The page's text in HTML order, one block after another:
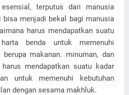
terputus dari manusia
bisa menjadi bekal bagi manusia
harus mendapatkan suatu
benda untuk memenuhi
makanan. minuman, dan
mendapatkan suatu kadar
untuk memenuhi kebutuhan
dengan sesama makhluk.